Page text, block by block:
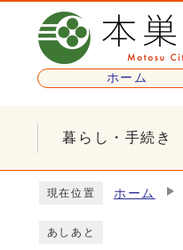
ページの先頭です
ホーム
暮らし・手続き
現在位置 ホーム
あしあと